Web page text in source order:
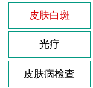
青岛金肤康口碑?
皮肤白斑
光疗
皮肤病检查